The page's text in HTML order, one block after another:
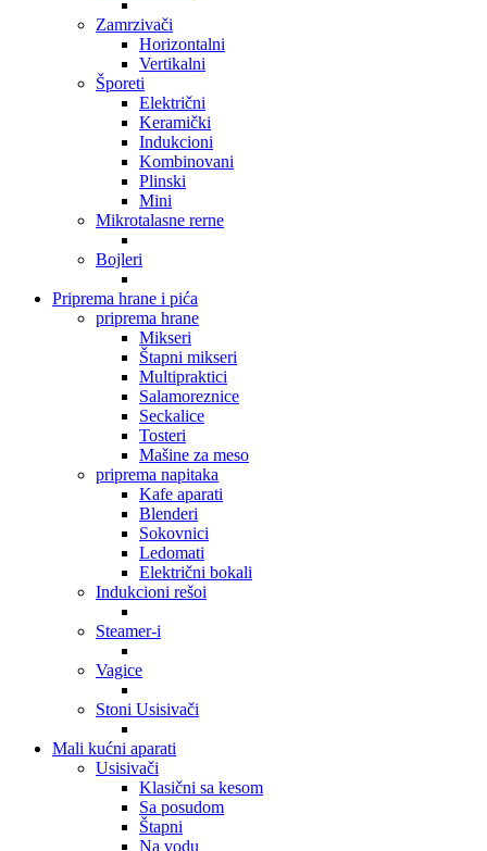
Zamrzivači
Horizontalni
Vertikalni
Šporeti
Električni
Keramički
Indukcioni
Kombinovani
Plinski
Mini
Mikrotalasne rerne
Bojleri
Priprema hrane i pića
priprema hrane
Mikseri
Štapni mikseri
Multipraktici
Salamoreznice
Seckalice
Tosteri
Mašine za meso
priprema napitaka
Kafe aparati
Blenderi
Sokovnici
Ledomati
Električni bokali
Indukcioni rešoi
Steamer-i
Vagice
Stoni Usisivači
Mali kućni aparati
Usisivači
Klasični sa kesom
Sa posudom
Štapni
Na vodu